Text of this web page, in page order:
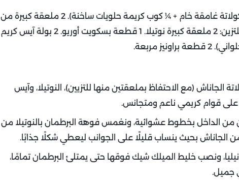
½ كوب شوكولاتة جاناش (تُحضّر بخلط ¼ كوب شوكولاتة غامقة خام + ¼ كوب كريمة حلويات ساخنة). 2 ملعقة كبيرة من
نوتيلا. ½ بولة آيس كريم فانيليا. 1 كوب حليب بارد. للتزين: 2 ملعقة كبيرة نوتيلا. 1 قطعة بسكويت أوريو. 2 بولة آيس كريم
مربعة.
الجاناش (مع الاحتفاظ بملعقتين منها للتزيين)، النوتيلا، وآيس
على قوام كريمي ناعم ومتجانس.
من الداخل بخطوط عشوائية، ونغمس فوهة البرطمان بالنوتيلا من
الجاناش بحيث ينساب قليلًا على الجوانب ليعطي شكلًا جذابًا.
ونصب خليط الميلك شيك فوقها حتى يمتلئ البرطمان تمامًا،
جميل.